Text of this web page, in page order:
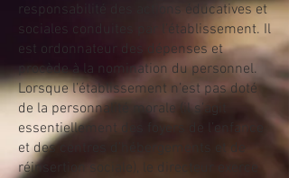
responsabilité des actions éducatives et
sociales conduites par l’établissement. Il
est ordonnateur des dépenses et
procède à la nomination du personnel.
Lorsque l’établissement n’est pas doté
de la personnalité morale (il s’agit
essentiellement des foyers de l’enfance
et des centres d’hébergements et de
réinsertion sociale), le directeur exerce